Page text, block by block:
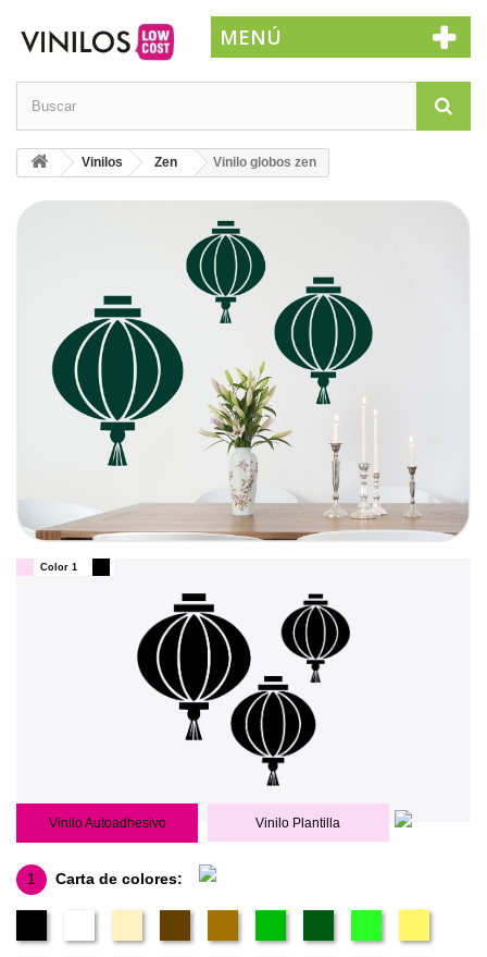
MENÚ
Vinilos Zen Vinilo globos zen
Color 1
Vinilo Autoadhesivo Vinilo Plantilla
1 Carta de colores: